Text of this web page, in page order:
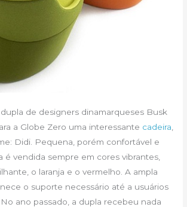
de designers dinamarqueses Busk
a Globe Zero uma interessante cadeira
Didi. Pequena, porém confortável e
é vendida sempre em cores vibrantes,
o laranja e o vermelho. A ampla
o suporte necessário até a usuários
ano passado, a dupla recebeu nada